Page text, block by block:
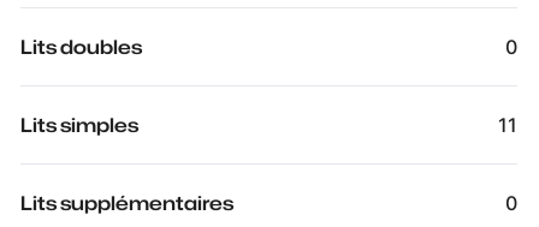
Lits doubles 0
Lits simples 11
Lits supplémentaires 0